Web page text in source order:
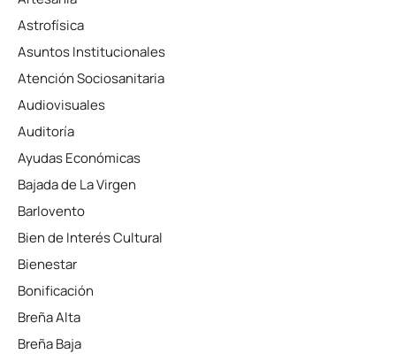
Astrofísica
Asuntos Institucionales
Atención Sociosanitaria
Audiovisuales
Auditoría
Ayudas Económicas
Bajada de La Virgen
Barlovento
Bien de Interés Cultural
Bienestar
Bonificación
Breña Alta
Breña Baja